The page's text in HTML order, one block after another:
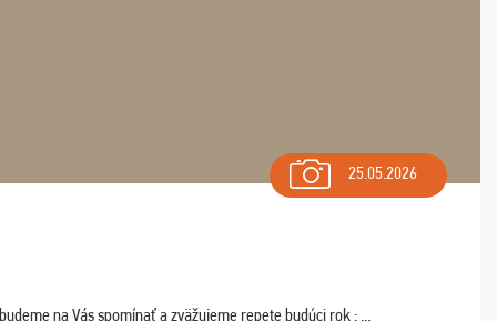
25.05.2026
na Vás spomínať a zväžujeme repete budúci rok : ...